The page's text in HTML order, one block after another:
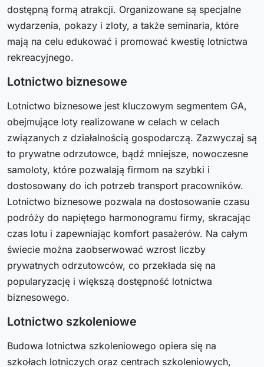
dostępną formą atrakcji. Organizowane są specjalne
wydarzenia, pokazy i zloty, a także seminaria, które
mają na celu edukować i promować kwestię lotnictwa
rekreacyjnego.
Lotnictwo biznesowe
Lotnictwo biznesowe jest kluczowym segmentem GA,
obejmujące loty realizowane w celach w celach
związanych z działalnością gospodarczą. Zazwyczaj są
to prywatne odrzutowce, bądź mniejsze, nowoczesne
samoloty, które pozwalają firmom na szybki i
dostosowany do ich potrzeb transport pracowników.
Lotnictwo biznesowe pozwala na dostosowanie czasu
podróży do napiętego harmonogramu firmy, skracając
czas lotu i zapewniając komfort pasażerów. Na całym
świecie można zaobserwować wzrost liczby
prywatnych odrzutowców, co przekłada się na
popularyzację i większą dostępność lotnictwa
biznesowego.
Lotnictwo szkoleniowe
Budowa lotnictwa szkoleniowego opiera się na
szkołach lotniczych oraz centrach szkoleniowych,